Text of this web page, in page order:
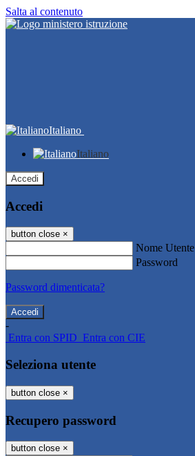
Salta al contenuto
Italiano
Italiano
Accedi
Accedi
button close ×
Nome Utente
Password
Password dimenticata?
-
Entra con SPID Entra con CIE
Seleziona utente
button close ×
Recupero password
button close ×